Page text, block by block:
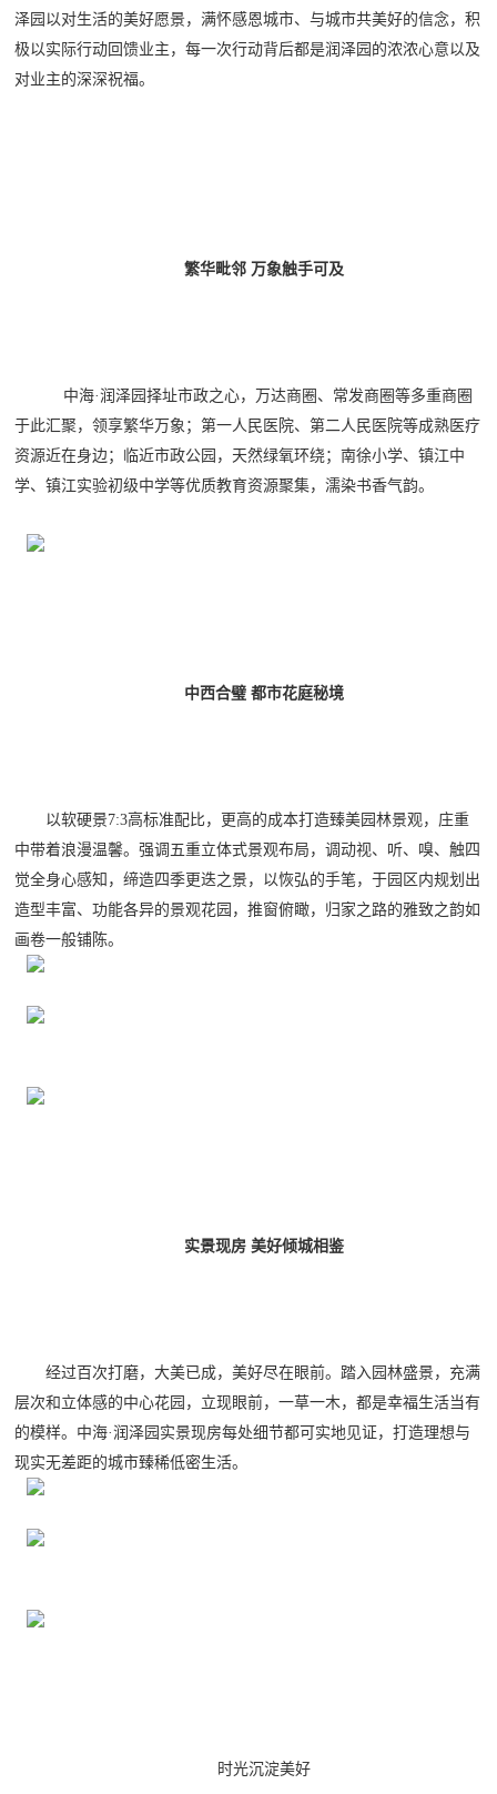
泽园以对生活的美好愿景，满怀感恩城市、与城市共美好的信念，积
极以实际行动回馈业主，每一次行动背后都是润泽园的浓浓心意以及
对业主的深深祝福。
繁华毗邻 万象触手可及
中海·润泽园择址市政之心，万达商圈、常发商圈等多重商圈
于此汇聚，领享繁华万象；第一人民医院、第二人民医院等成熟医疗
资源近在身边；临近市政公园，天然绿氧环绕；南徐小学、镇江中
学、镇江实验初级中学等优质教育资源聚集，濡染书香气韵。
中西合璧 都市花庭秘境
以软硬景7:3高标准配比，更高的成本打造臻美园林景观，庄重
中带着浪漫温馨。强调五重立体式景观布局，调动视、听、嗅、触四
觉全身心感知，缔造四季更迭之景，以恢弘的手笔，于园区内规划出
造型丰富、功能各异的景观花园，推窗俯瞰，归家之路的雅致之韵如
画卷一般铺陈。
实景现房 美好倾城相鉴
经过百次打磨，大美已成，美好尽在眼前。踏入园林盛景，充满
层次和立体感的中心花园，立现眼前，一草一木，都是幸福生活当有
的模样。中海·润泽园实景现房每处细节都可实地见证，打造理想与
现实无差距的城市臻稀低密生活。
时光沉淀美好